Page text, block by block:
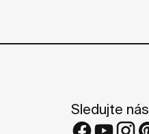
Sledujte nás